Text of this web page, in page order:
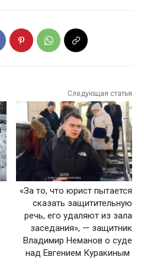
Следующая статья
«За то, что юрист пытается
сказать защитительную
речь, его удаляют из зала
заседания», — защитник
Владимир Неманов о суде
над Евгением Куракиным